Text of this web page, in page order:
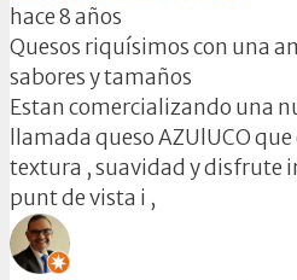
hace 8 años
Quesos riquísimos con una
sabores y tamaños
Estan comercializando una
llamada queso AZUlUCO
textura , suavidad y disfrute
punt de vista i ,